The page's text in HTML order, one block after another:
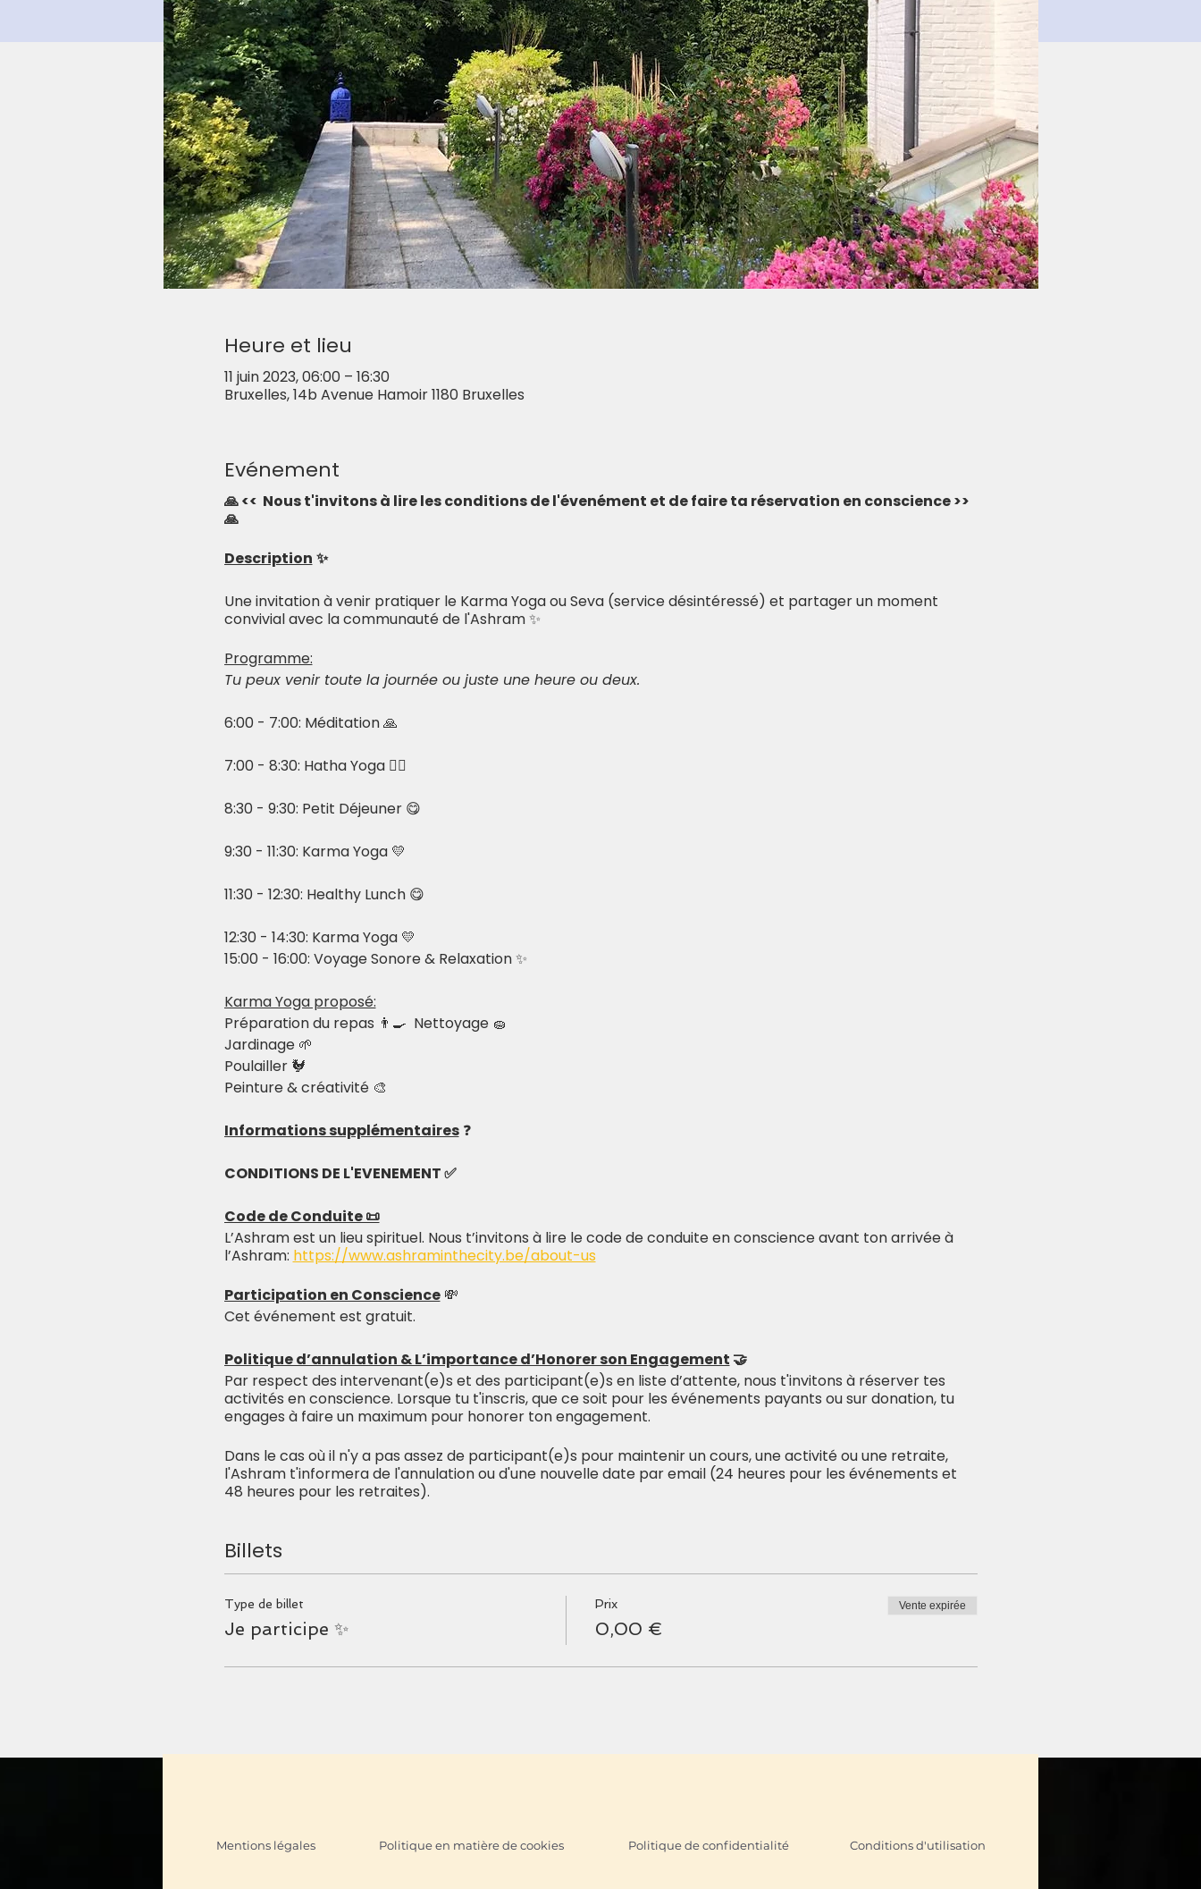
Heure et lieu
11 juin 2023, 06:00 – 16:30
Bruxelles, 14b Avenue Hamoir 1180 Bruxelles
Evénement
🙏 << Nous t'invitons à lire les conditions de l'évenément et de faire ta réservation en conscience >>
🙏
Description ✨
Une invitation à venir pratiquer le Karma Yoga ou Seva (service désintéressé) et partager un moment
convivial avec la communauté de l'Ashram ✨
Programme:
Tu peux venir toute la journée ou juste une heure ou deux.
6:00 - 7:00: Méditation 🙏
7:00 - 8:30: Hatha Yoga 🧘‍♀️
8:30 - 9:30: Petit Déjeuner 😋
9:30 - 11:30: Karma Yoga 💛
11:30 - 12:30: Healthy Lunch 😋
12:30 - 14:30: Karma Yoga 💛
15:00 - 16:00: Voyage Sonore & Relaxation ✨
Karma Yoga proposé:
Préparation du repas 👨‍🍳 Nettoyage 🧽
Jardinage 🌱
Poulailler 🐓
Peinture & créativité 🎨
Informations supplémentaires❓
CONDITIONS DE L'EVENEMENT ✅
Code de Conduite 📜
L’Ashram est un lieu spirituel. Nous t’invitons à lire le code de conduite en conscience avant ton arrivée à
l’Ashram: https://www.ashraminthecity.be/about-us
Participation en Conscience💸
Cet événement est gratuit.
Politique d’annulation & L’importance d’Honorer son Engagement 🤝
Par respect des intervenant(e)s et des participant(e)s en liste d’attente, nous t'invitons à réserver tes
activités en conscience. Lorsque tu t'inscris, que ce soit pour les événements payants ou sur donation, tu
engages à faire un maximum pour honorer ton engagement.
Dans le cas où il n'y a pas assez de participant(e)s pour maintenir un cours, une activité ou une retraite,
l'Ashram t'informera de l'annulation ou d'une nouvelle date par email (24 heures pour les événements et
48 heures pour les retraites).
Billets
Type de billet
Je participe ✨
Prix
0,00 €
Vente expirée
Mentions légales Politique en matière de cookies Politique de confidentialité Conditions d'utilisation